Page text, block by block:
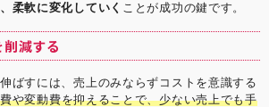
柔軟に変化していく ことが成功の鍵です。
減する
ばすには、売上のみならずコストを意識する
や変動費を抑えることで、少ない売上でも手